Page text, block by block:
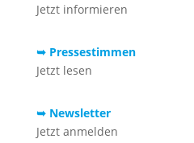
Jetzt informieren
➥ Pressestimmen
Jetzt lesen
➥ Newsletter
Jetzt anmelden